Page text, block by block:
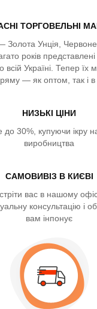
ТОРГОВЕЛЬНІ
Унція, Червоне
років
всій Україні. Тепер
— як оптом, так і в
НИЗЬКІ ЦІНИ
до 30%, купуючи ікру
виробництва
САМОВИВІЗ В КИЄВІ
вас в нашому
консультацію і
вам інпонує